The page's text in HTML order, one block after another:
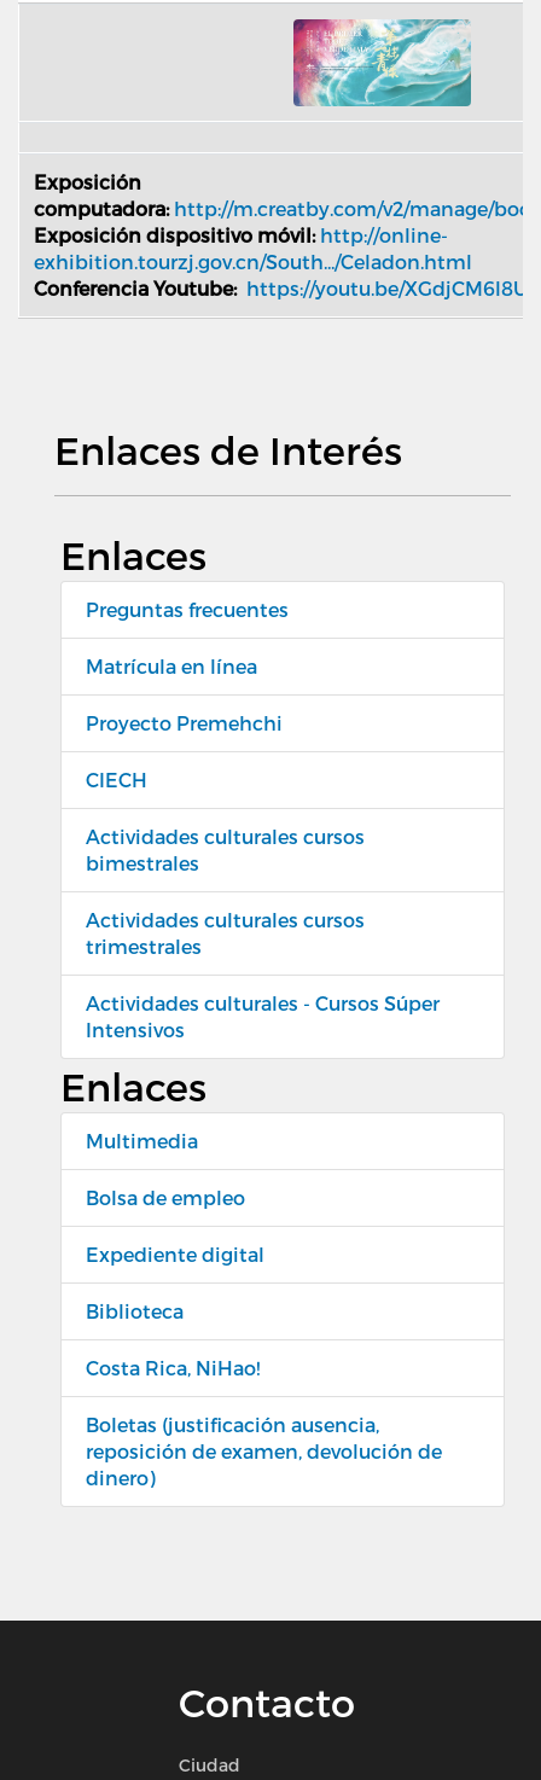
Exposición
computadora: http://m.creatby.com/v2/manage/
Exposición dispositivo móvil: http://online-
exhibition.tourzj.gov.cn/South.../Celadon.html
Conferencia Youtube: https://youtu.be/
Enlaces de Interés
Enlaces
Preguntas frecuentes
Matrícula en línea
Proyecto Premehchi
CIECH
Actividades culturales cursos
bimestrales
Actividades culturales cursos
trimestrales
Actividades culturales - Cursos Súper
Intensivos
Enlaces
Multimedia
Bolsa de empleo
Expediente digital
Biblioteca
Costa Rica, NiHao!
Boletas (justificación ausencia,
reposición de examen, devolución de
dinero)
Contacto
Ciudad